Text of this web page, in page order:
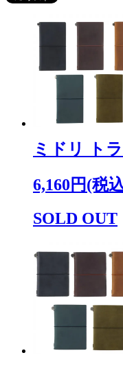
ミドリ ト
6,160円(税
SOLD OUT